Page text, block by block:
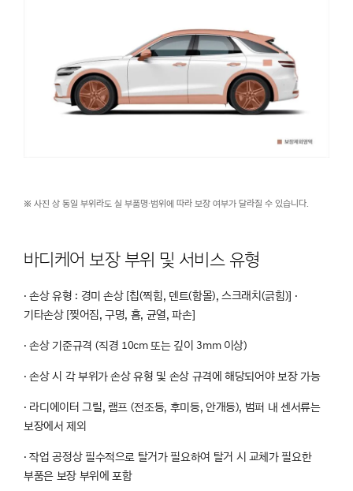
※ 사진 상 동일 부위라도 실 부품명·범위에 따라 보장 여부가 달라질 수 있습니다.
바디케어 보장 부위 및 서비스 유형
· 손상 유형 : 경미 손상 [칩(찍힘, 덴트(함몰), 스크래치(긁힘)] ·
기타손상 [찢어짐, 구명, 흠, 균열, 파손]
· 손상 기준규격 (직경 10cm 또는 깊이 3mm 이상)
· 손상 시 각 부위가 손상 유형 및 손상 규격에 해당되어야 보장 가능
· 라디에이터 그릴, 램프 (전조등, 후미등, 안개등), 범퍼 내 센서류는
보장에서 제외
· 작업 공정상 필수적으로 탈거가 필요하여 탈거 시 교체가 필요한
부품은 보장 부위에 포함